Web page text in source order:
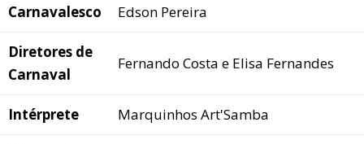
Carnavalesco Edson Pereira
Diretores de
Carnaval
Fernando Costa e Elisa Fernandes
Intérprete Marquinhos Art'Samba